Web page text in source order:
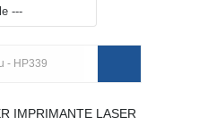
IMPRIMANTE LASER